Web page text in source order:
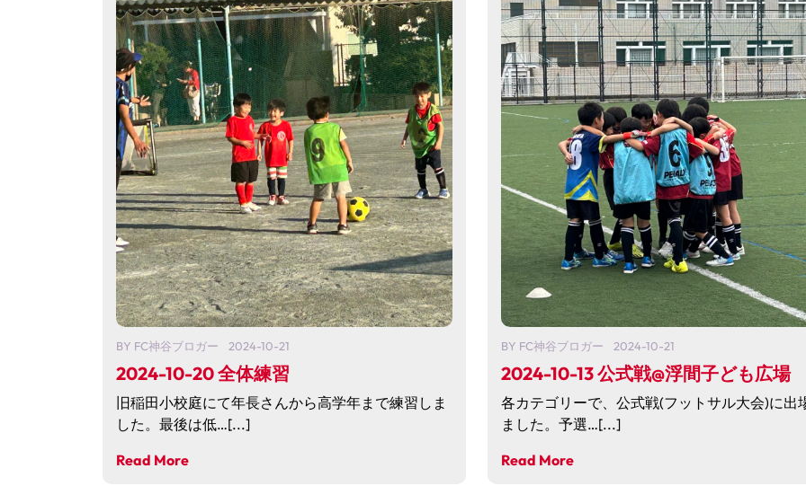
BY FC神谷ブロガー 2024-10-21
2024-10-20 全体練習
旧稲田小校庭にて年長さんから高学年まで練習しま
した。最後は低…[...]
Read More
BY FC神谷ブロガー 2024-10-21
2024-10-13 公式戦@浮間子ども広場
各カテゴリーで、公式戦(フットサル大会)に出
ました。予選…[...]
Read More